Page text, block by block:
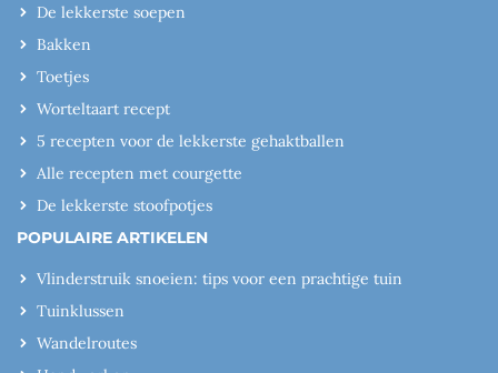
De lekkerste soepen
Bakken
Toetjes
Worteltaart recept
5 recepten voor de lekkerste gehaktballen
Alle recepten met courgette
De lekkerste stoofpotjes
POPULAIRE ARTIKELEN
Vlinderstruik snoeien: tips voor een prachtige tuin
Tuinklussen
Wandelroutes